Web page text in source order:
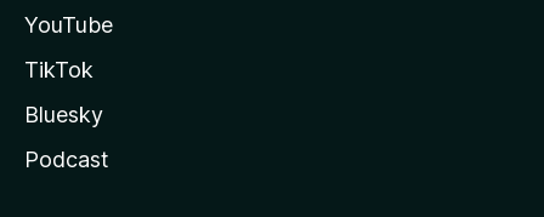
YouTube
TikTok
Bluesky
Podcast